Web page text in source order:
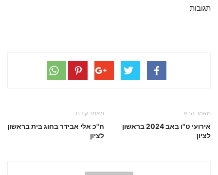
תגובות
מאמר קודם
ח"כ אלי אבידר בחוג בית בראשון
לציון
מאמר הבא
אירועי ט"ו באב 2024 בראשון
לציון